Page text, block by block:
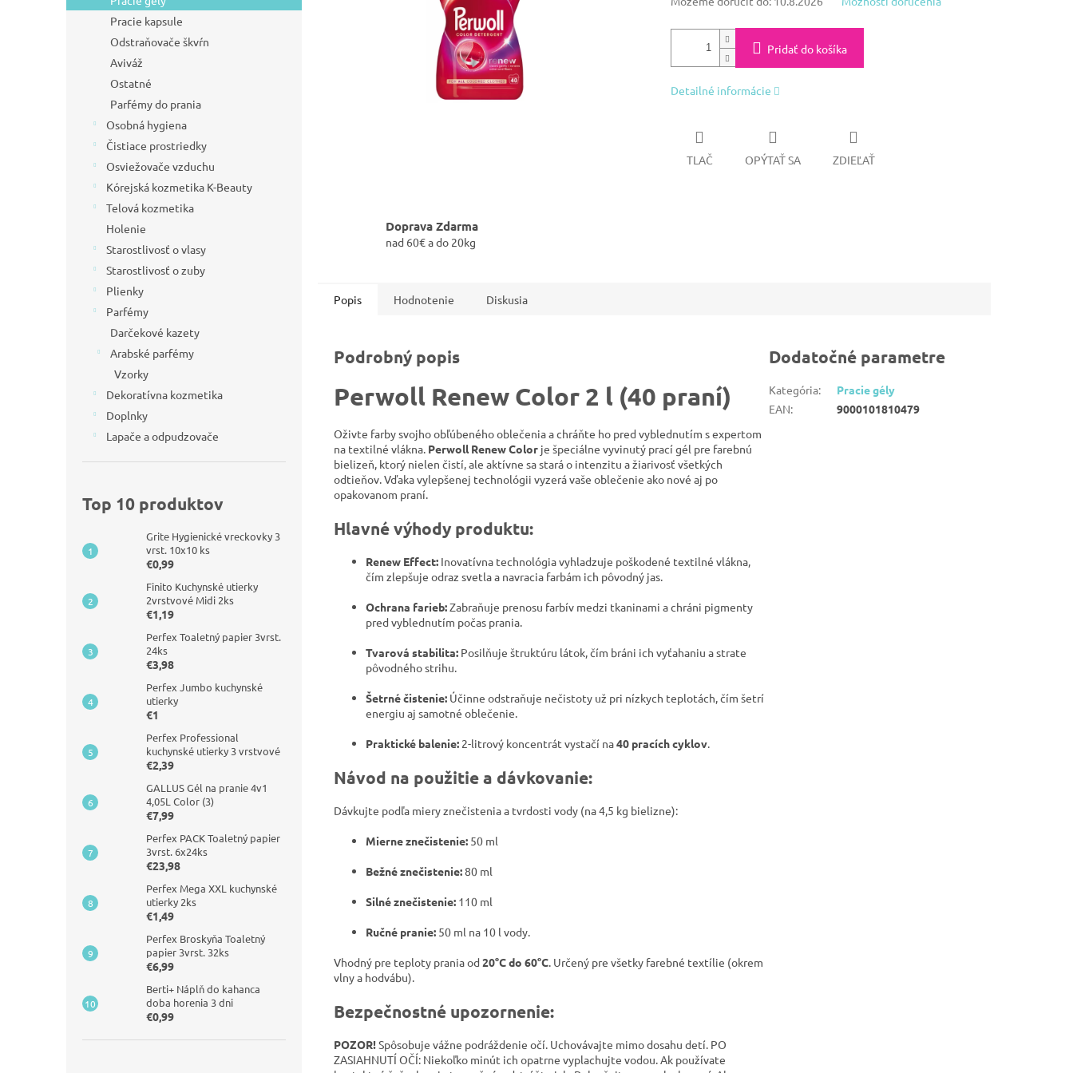
l
Pracie kapsule
Odstraňovače škvŕn
Aviváž
Ostatné
Parfémy do prania
Osobná hygiena
Čistiace prostriedky
Osviežovače vzduchu
Kórejská kozmetika K-Beauty
Telová kozmetika
Holenie
Starostlivosť o vlasy
Starostlivosť o zuby
Plienky
Parfémy
Darčekové kazety
Arabské parfémy
Vzorky
Dekoratívna kozmetika
Doplnky
Lapače a odpudzovače
Top 10 produktov
Grite Hygienické vreckovky 3
vrst. 10x10 ks
€0,99
Finito Kuchynské utierky
2vrstvové Midi 2ks
€1,19
Perfex Toaletný papier 3vrst.
24ks
€3,98
Perfex Jumbo kuchynské
utierky
€1
Perfex Professional
kuchynské utierky 3 vrstvové
€2,39
GALLUS Gél na pranie 4v1
4,05L Color (3)
€7,99
Perfex PACK Toaletný papier
3vrst. 6x24ks
€23,98
Perfex Mega XXL kuchynské
utierky 2ks
€1,49
Perfex Broskyňa Toaletný
papier 3vrst. 32ks
€6,99
Berti+ Náplň do kahanca
doba horenia 3 dni
€0,99
Pridať do košíka
Detailné informácie
TLAČ OPÝTAŤ SA ZDIEĽAŤ
Doprava Zdarma
nad 60€ a do 20kg
Popis Hodnotenie Diskusia
Podrobný popis
Perwoll Renew Color 2 l (40 praní)
Oživte farby svojho obľúbeného oblečenia a chráňte ho pred vyblednutím s expertom
na textilné vlákna. Perwoll Renew Color je špeciálne vyvinutý prací gél pre farebnú
bielizeň, ktorý nielen čistí, ale aktívne sa stará o intenzitu a žiarivosť všetkých
odtieňov. Vďaka vylepšenej technológii vyzerá vaše oblečenie ako nové aj po
opakovanom praní.
Hlavné výhody produktu:
Renew Effect: Inovatívna technológia vyhladzuje poškodené textilné vlákna,
čím zlepšuje odraz svetla a navracia farbám ich pôvodný jas.
Ochrana farieb:Zabraňuje prenosu farbív medzi tkaninami a chráni pigmenty
pred vyblednutím počas prania.
Tvarová stabilita: Posilňuje štruktúru látok, čím bráni ich vyťahaniu a strate
pôvodného strihu.
Šetrné čistenie: Účinne odstraňuje nečistoty už pri nízkych teplotách, čím šetrí
energiu aj samotné oblečenie.
Praktické balenie: 2-litrový koncentrát vystačí na40 pracích cyklov.
Návod na použitie a dávkovanie:
Dávkujte podľa miery znečistenia a tvrdosti vody (na 4,5 kg bielizne):
Mierne znečistenie: 50 ml
Bežné znečistenie:80 ml
Silné znečistenie: 110 ml
Ručné pranie: 50 ml na 10 l vody.
Vhodný pre teploty prania od 20°C do 60°C. Určený pre všetky farebné textílie (okrem
vlny a hodvábu).
Bezpečnostné upozornenie:
POZOR!Spôsobuje vážne podráždenie očí. Uchovávajte mimo dosahu detí. PO
ZASIAHNUTÍ OČÍ: Niekoľko minút ich opatrne vyplachujte vodou. Ak používate
Dodatočné parametre
Kategória:
Pracie gély
EAN: 9000101810479